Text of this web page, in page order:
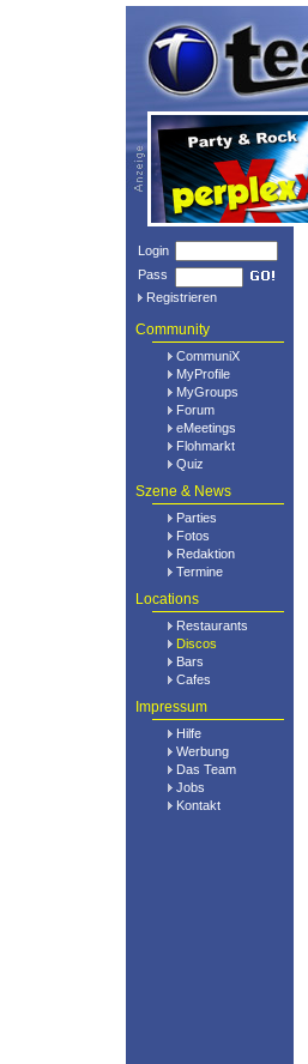
Login
Pass
Registrieren
Community
CommuniX
MyProfile
MyGroups
Forum
eMeetings
Flohmarkt
Quiz
Szene & News
Parties
Fotos
Redaktion
Termine
Locations
Restaurants
Discos
Bars
Cafes
Impressum
Hilfe
Werbung
Das Team
Jobs
Kontakt